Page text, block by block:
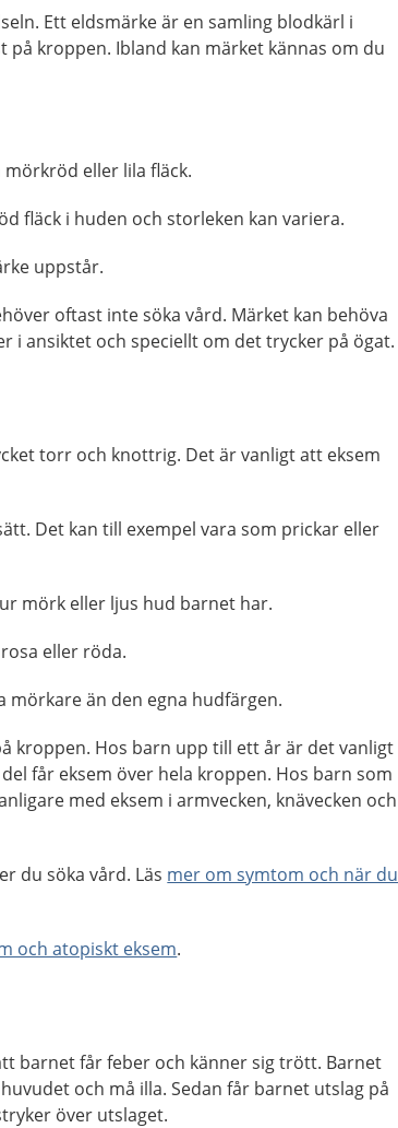
Ett eldsmärke är en samling blodkärl i
på kroppen. Ibland kan märket kännas om du
eller lila fläck.
fläck i huden och storleken kan variera.
uppstår.
oftast inte söka vård. Märket kan behöva
i ansiktet och speciellt om det trycker på ögat.
torr och knottrig. Det är vanligt att eksem
Det kan till exempel vara som prickar eller
mörk eller ljus hud barnet har.
eller röda.
än den egna hudfärgen.
kroppen. Hos barn upp till ett år är det vanligt
får eksem över hela kroppen. Hos barn som
med eksem i armvecken, knävecken och
du söka vård. Läs mer om symtom och när du
och atopiskt eksem.
barnet får feber och känner sig trött. Barnet
och må illa. Sedan får barnet utslag på
över utslaget.